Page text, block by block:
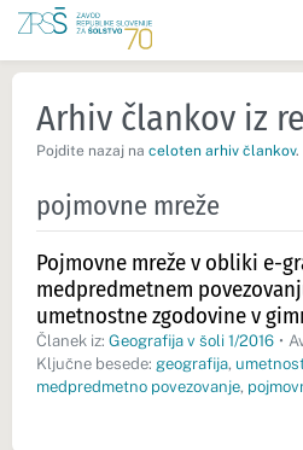
Arhiv člankov iz
Pojdite nazaj na celoten arhiv člankov.
pojmovne mreže
Pojmovne mreže v obliki e-
medpredmetnem
umetnostne zgodovine v
Članek iz: Geografija v šoli 1/2016 •
Ključne besede: geografija,
medpredmetno povezovanje,